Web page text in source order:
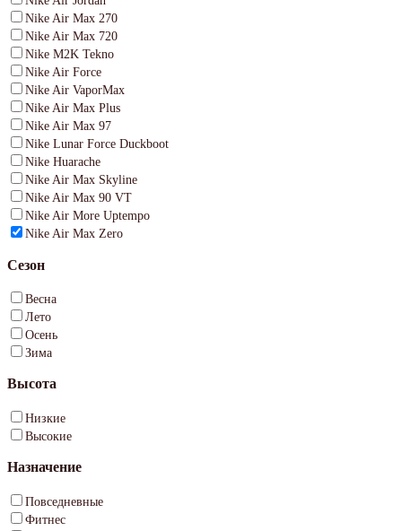
Nike Air Max 270
Nike Air Max 720
Nike M2K Tekno
Nike Air Force
Nike Air VaporMax
Nike Air Max Plus
Nike Air Max 97
Nike Lunar Force Duckboot
Nike Huarache
Nike Air Max Skyline
Nike Air Max 90 VT
Nike Air More Uptempo
Nike Air Max Zero
Сезон
Весна
Лето
Осень
Зима
Высота
Низкие
Высокие
Назначение
Повседневные
Фитнес